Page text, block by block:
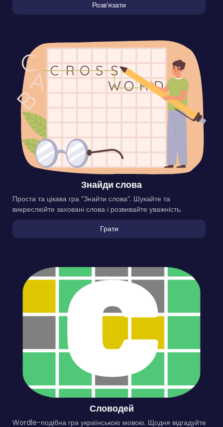
Розвʼязати
Знайди слова
Проста та цікава гра “Знайти слова”. Шукайте та
викреслюйте заховані слова і розвивайте уважність.
Грати
Словодей
Wordle-подібна гра українською мовою. Щодня відгадуйте